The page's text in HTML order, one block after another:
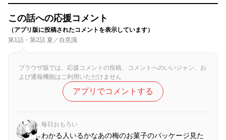
この話への応援コメント
（アプリ版に投稿されたコメントを表示しています）
第1話・第2話 夏／自意識
ブラウザ版では、応援コメントの投稿、コメントへのいいジャン、お
よび通報機能はご利用いただけません
アプリでコメントする
毎日おもろい
わかる人いるかなあの梅のお菓子のパッケージ見た